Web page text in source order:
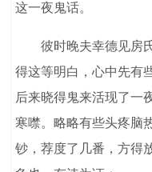
这一夜鬼话。
彼时晚夫幸德见房氏
得这等明白，心中先有
后来晓得鬼来活现了一
寒噤。略略有些头疼脑
钞，荐度了几番，方得